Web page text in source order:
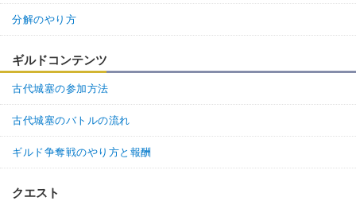
分解のやり方
ギルドコンテンツ
古代城塞の参加方法
古代城塞のバトルの流れ
ギルド争奪戦のやり方と報酬
クエスト